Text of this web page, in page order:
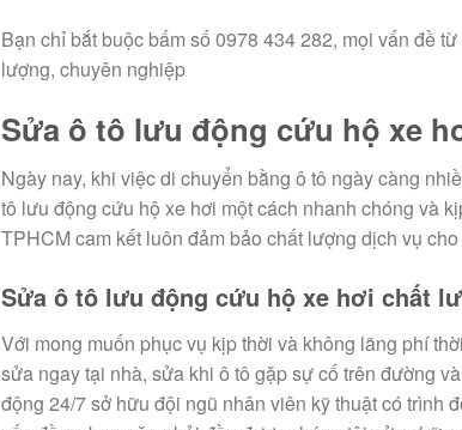
Bạn chỉ bắt buộc bấm số 0978 434 282, mọi vấn đề
lượng, chuyên nghiệp
Sửa ô tô lưu động cứu hộ xe
Ngày nay, khi việc di chuyển bằng ô tô ngày càng
tô lưu động cứu hộ xe hơi một cách nhanh chóng và
TPHCM cam kết luôn đảm bảo chất lượng dịch vụ
Sửa ô tô lưu động cứu hộ xe hơi chất
Với mong muốn phục vụ kịp thời và không lãng phí
sửa ngay tại nhà, sửa khi ô tô gặp sự cố trên đường
động 24/7 sở hữu đội ngũ nhân viên kỹ thuật có trình